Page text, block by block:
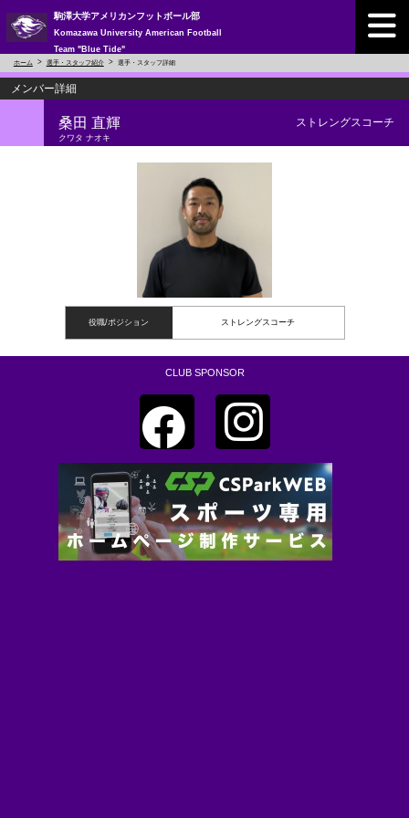
駒澤大学アメリカンフットボール部
Komazawa University American Football
Team "Blue Tide"
ホーム 選手・スタッフ紹介 選手・スタッフ詳細
メンバー詳細
桑田 直輝
クワタ ナオキ
ストレングスコーチ
役職/ポジション ストレングスコーチ
CLUB SPONSOR